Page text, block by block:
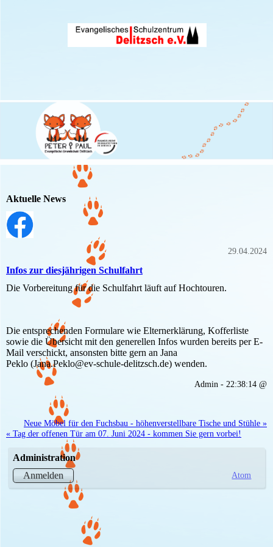
Aktuelle News
29.04.2024
Infos zur diesjährigen Schulfahrt
Die Vorbereitung für die Schulfahrt läuft auf Hochtouren.
Die entsprechenden Formulare wie Elternerklärung, Kofferliste
sowie die Übersicht mit den generellen Infos wurden bereits per E-
Mail verschickt, ansonsten bitte gern an Jana
Peklo (Jana.Peklo@ev-schule-delitzsch.de) wenden.
Admin - 22:38:14 @
Neue Möbel für den Fuchsbau - höhenverstellbare Tische und Stühle »
« Tag der offenen Tür am 07. Juni 2024 - kommen Sie gern vorbei!
Administration
Anmelden
Atom